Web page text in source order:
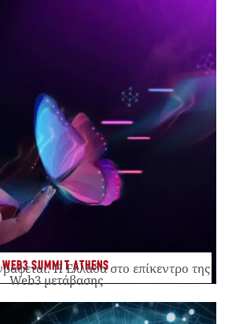
WEB3 SUMMIT ATHENS
Η Ελλάδα στο επίκεντρο της
Web3 μετάβασης